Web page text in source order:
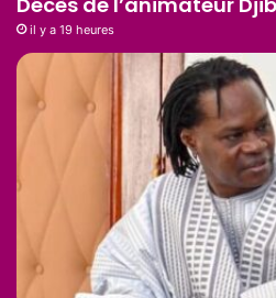
il y a 19 heures